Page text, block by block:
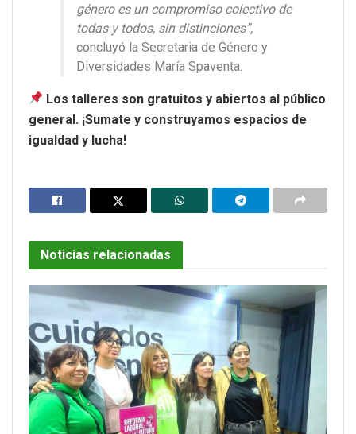
género es un compromiso colectivo de
todas y todos, sin distinciones”,
concluyó la Secretaria de Género y
Diversidades María Spaventa.
Los talleres son gratuitos y abiertos al público
general. ¡Sumate y construyamos espacios de
igualdad y lucha!
Noticias relacionadas